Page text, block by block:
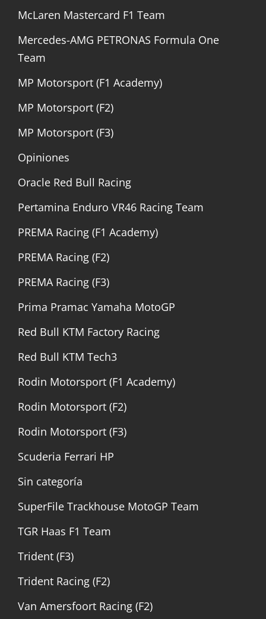
McLaren Mastercard F1 Team
Mercedes-AMG PETRONAS Formula One
Team
MP Motorsport (F1 Academy)
MP Motorsport (F2)
MP Motorsport (F3)
Opiniones
Oracle Red Bull Racing
Pertamina Enduro VR46 Racing Team
PREMA Racing (F1 Academy)
PREMA Racing (F2)
PREMA Racing (F3)
Prima Pramac Yamaha MotoGP
Red Bull KTM Factory Racing
Red Bull KTM Tech3
Rodin Motorsport (F1 Academy)
Rodin Motorsport (F2)
Rodin Motorsport (F3)
Scuderia Ferrari HP
Sin categoría
SuperFile Trackhouse MotoGP Team
TGR Haas F1 Team
Trident (F3)
Trident Racing (F2)
Van Amersfoort Racing (F2)